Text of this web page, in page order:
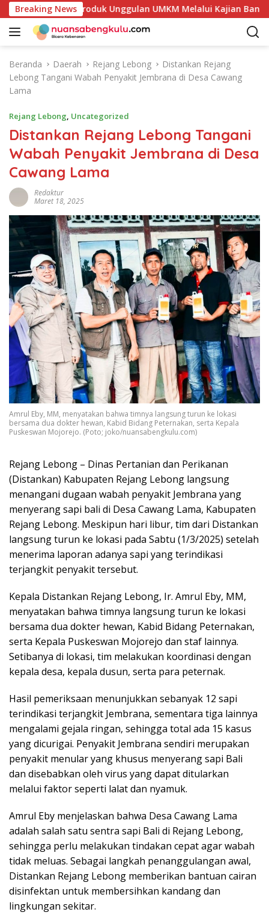
a
Breaking News
Potensi Produk Unggulan UMKM Melalui Kajian Bank
Beranda Daerah Rejang Lebong
Distankan Rejang
Lebong Tangani Wabah Penyakit Jembrana di Desa Cawang
Lama
Rejang Lebong, Uncategorized
Distankan Rejang Lebong Tangani
Wabah Penyakit Jembrana di Desa
Cawang Lama
Redaktur
Maret 18, 2025
Amrul Eby, MM, menyatakan bahwa timnya langsung turun ke lokasi
bersama dua dokter hewan, Kabid Bidang Peternakan, serta Kepala
Puskeswan Mojorejo. (Poto; joko/nuansabengkulu.com)
Rejang Lebong – Dinas Pertanian dan Perikanan
(Distankan) Kabupaten Rejang Lebong langsung
menangani dugaan wabah penyakit Jembrana yang
menyerang sapi bali di Desa Cawang Lama, Kabupaten
Rejang Lebong. Meskipun hari libur, tim dari Distankan
langsung turun ke lokasi pada Sabtu (1/3/2025) setelah
menerima laporan adanya sapi yang terindikasi
terjangkit penyakit tersebut.
Kepala Distankan Rejang Lebong, Ir. Amrul Eby, MM,
menyatakan bahwa timnya langsung turun ke lokasi
bersama dua dokter hewan, Kabid Bidang Peternakan,
serta Kepala Puskeswan Mojorejo dan staf lainnya.
Setibanya di lokasi, tim melakukan koordinasi dengan
kepala desa, kepala dusun, serta para peternak.
Hasil pemeriksaan menunjukkan sebanyak 12 sapi
terindikasi terjangkit Jembrana, sementara tiga lainnya
mengalami gejala ringan, sehingga total ada 15 kasus
yang dicurigai. Penyakit Jembrana sendiri merupakan
penyakit menular yang khusus menyerang sapi Bali
dan disebabkan oleh virus yang dapat ditularkan
melalui faktor seperti lalat dan nyamuk.
Amrul Eby menjelaskan bahwa Desa Cawang Lama
adalah salah satu sentra sapi Bali di Rejang Lebong,
sehingga perlu melakukan tindakan cepat agar wabah
tidak meluas. Sebagai langkah penanggulangan awal,
Distankan Rejang Lebong memberikan bantuan cairan
disinfektan untuk membersihkan kandang dan
lingkungan sekitar.